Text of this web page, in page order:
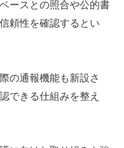
ースとの照合や公的書
頼性を確認するとい
の通報機能も新設さ
できる仕組みを整え